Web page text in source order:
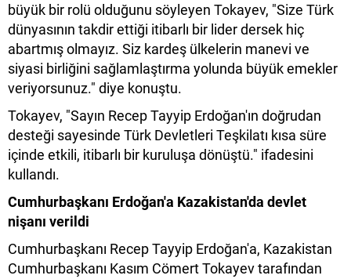
büyük bir rolü olduğunu söyleyen Tokayev, "Size Türk
dünyasının takdir ettiği itibarlı bir lider dersek hiç
abartmış olmayız. Siz kardeş ülkelerin manevi ve
siyasi birliğini sağlamlaştırma yolunda büyük emekler
veriyorsunuz." diye konuştu.
Tokayev, "Sayın Recep Tayyip Erdoğan'ın doğrudan
desteği sayesinde Türk Devletleri Teşkilatı kısa süre
içinde etkili, itibarlı bir kuruluşa dönüştü." ifadesini
kullandı.
Cumhurbaşkanı Erdoğan'a Kazakistan'da devlet
nişanı verildi
Cumhurbaşkanı Recep Tayyip Erdoğan'a, Kazakistan
Cumhurbaşkanı Kasım Cömert Tokayev tarafından